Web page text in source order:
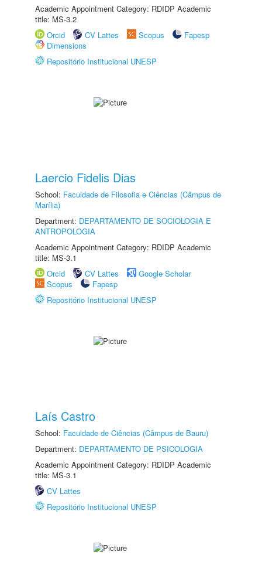
Academic Appointment Category: RDIDP Academic
title: MS-3.2
Orcid
CV Lattes Scopus
Fapesp
Dimensions
Repositório Institucional UNESP
Laercio Fidelis Dias
School: Faculdade de Filosofia e Ciências (Câmpus de
Marília)
Department: DEPARTAMENTO DE SOCIOLOGIA E
ANTROPOLOGIA
Academic Appointment Category: RDIDP Academic
title: MS-3.1
Orcid
CV Lattes
Google Scholar
Scopus
Fapesp
Repositório Institucional UNESP
Laís Castro
School: Faculdade de Ciências (Câmpus de Bauru)
Department: DEPARTAMENTO DE PSICOLOGIA
Academic Appointment Category: RDIDP Academic
title: MS-3.1
CV Lattes
Repositório Institucional UNESP